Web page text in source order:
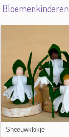
Bloemenkinderen
Sneeuwklokje